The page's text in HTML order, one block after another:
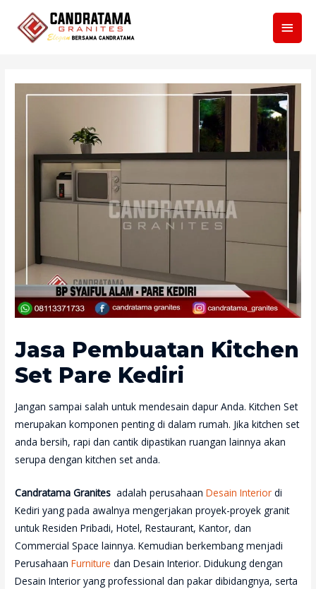
Jasa Pembuatan Kitchen
Set Pare Kediri
Jangan sampai salah untuk mendesain dapur Anda. Kitchen Set
merupakan komponen penting di dalam rumah. Jika kitchen set
anda bersih, rapi dan cantik dipastikan ruangan lainnya akan
serupa dengan kitchen set anda.
Candratama Granites adalah perusahaanDesain Interior di
Kediri yang pada awalnya mengerjakan proyek-proyek granit
untuk Residen Pribadi, Hotel, Restaurant, Kantor, dan
Commercial Space lainnya. Kemudian berkembang menjadi
PerusahaanFurniture dan Desain Interior. Didukung dengan
Desain Interior yang professional dan pakar dibidangnya, serta